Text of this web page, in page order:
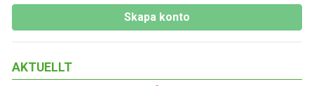
AKTUELLT
Skapa konto